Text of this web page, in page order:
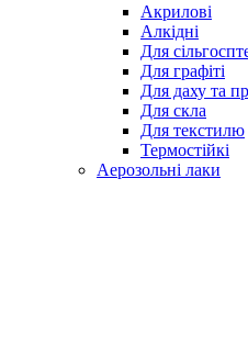
Акрилові
Алкідні
Для
Для графіті
Для даху та
Для скла
Для текстилю
Термостійкі
Аерозольні лаки